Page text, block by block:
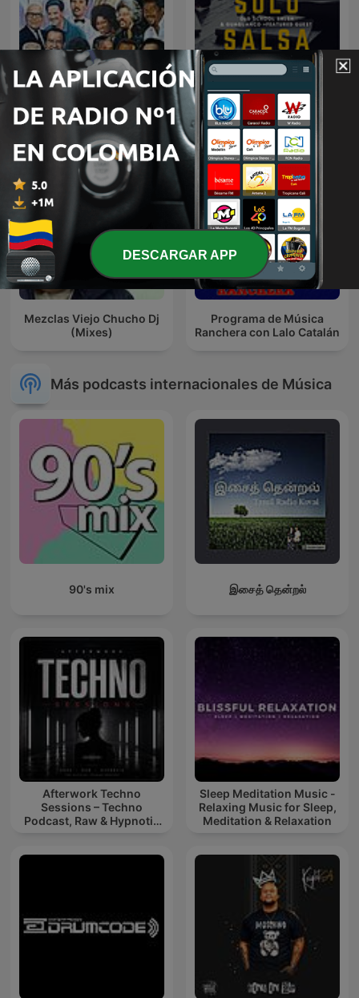
BOLEROS EN VOCES
SALSERAS
Solo Salsa
Mezclas Viejo Chucho Dj
(Mixes)
Programa de Música
Ranchera con Lalo Catalán
Más podcasts internacionales de Música
90's mix இசைத் தென்றல்
Afterwork Techno
Sessions – Techno
Podcast, Raw & Hypnotic
Sleep Meditation Music -
Relaxing Music for Sleep,
Meditation & Relaxation
DESCARGAR APP